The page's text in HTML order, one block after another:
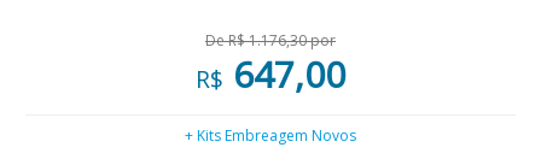
De R$ 1.176,30 por
R$ 647,00
+ Kits Embreagem Novos